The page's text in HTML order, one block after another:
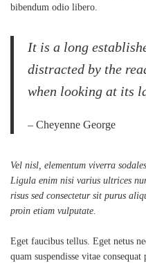
bibendum odio libero.
It is a long
distracted by the
when looking at its
– Cheyenne George
Vel nisl, elementum viverra
Ligula enim nisi varius ultrices
risus sed consectetur sit purus
proin etiam vulputate.
Eget faucibus tellus. Eget netus
quam suspendisse vitae